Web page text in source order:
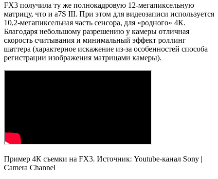
FX3 получила ту же полнокадровую 12-мегапиксельную
матрицу, что и a7S III. При этом для видеозаписи используется
10,2-мегапиксельная часть сенсора, для «родного» 4К.
Благодаря небольшому разрешению у камеры отличная
скорость считывания и минимальный эффект роллинг
шаттера (характерное искажение из-за особенностей способа
регистрации изображения матрицами камеры).
Пример 4К cъемки на FX3. Источник: Youtube-канал Sony |
Camera Channel